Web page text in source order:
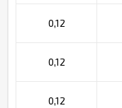
0,12
0,12
0,12